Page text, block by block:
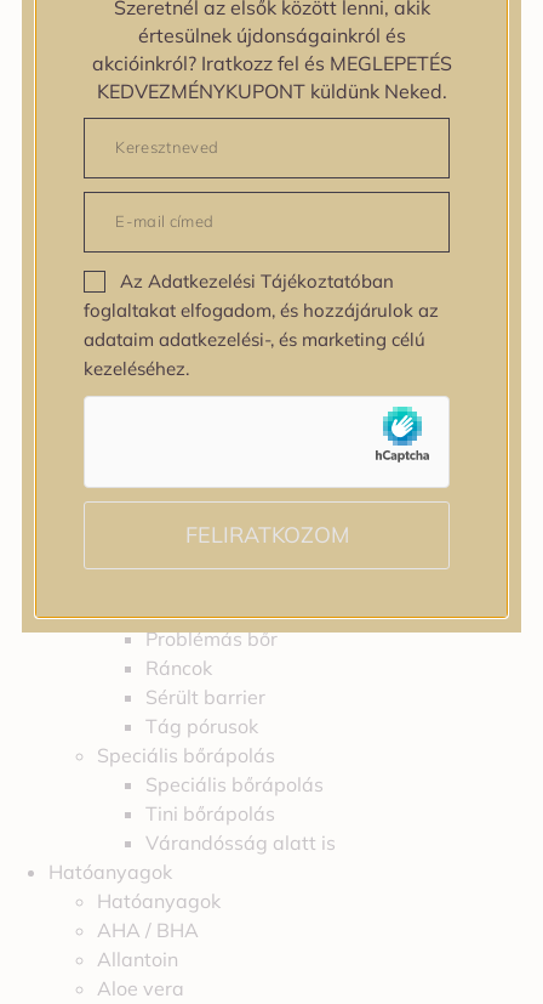
zipiderm
Bőrállapot
Bőrállapot
Bőrtípus
Bőrtípus
Kombinált
Száraz
Zsíros
Bőrprobléma
Bőrprobléma
Bőrpír
Dehidratált bőr
Érzékeny bőr
Fakóság
Problémás bőr
Ráncok
Sérült barrier
Tág pórusok
Speciális bőrápolás
Speciális bőrápolás
Tini bőrápolás
Várandósság alatt is
Hatóanyagok
Hatóanyagok
AHA / BHA
Allantoin
Aloe vera
Szeretnél az elsők között lenni, akik
értesülnek újdonságainkról és
akcióinkról? Iratkozz fel és MEGLEPETÉS
KEDVEZMÉNYKUPONT küldünk Neked.
Az Adatkezelési Tájékoztatóban
foglaltakat elfogadom, és hozzájárulok az
adataim adatkezelési-, és marketing célú
kezeléséhez.
FELIRATKOZOM